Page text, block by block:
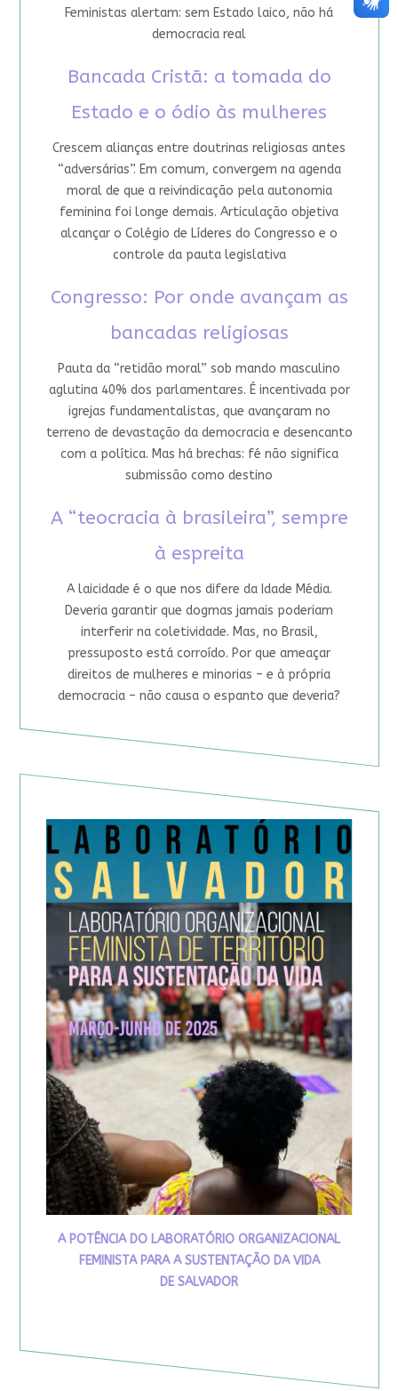
Feministas alertam: sem Estado laico, não há
democracia real
Bancada Cristã: a tomada do
Estado e o ódio às mulheres
Crescem alianças entre doutrinas religiosas antes
“adversárias”. Em comum, convergem na agenda
moral de que a reivindicação pela autonomia
feminina foi longe demais. Articulação objetiva
alcançar o Colégio de Líderes do Congresso e o
controle da pauta legislativa
Congresso: Por onde avançam as
bancadas religiosas
Pauta da “retidão moral” sob mando masculino
aglutina 40% dos parlamentares. É incentivada por
igrejas fundamentalistas, que avançaram no
terreno de devastação da democracia e desencanto
com a política. Mas há brechas: fé não significa
submissão como destino
A “teocracia à brasileira”, sempre
à espreita
A laicidade é o que nos difere da Idade Média.
Deveria garantir que dogmas jamais poderiam
interferir na coletividade. Mas, no Brasil,
pressuposto está corroído. Por que ameaçar
direitos de mulheres e minorias – e à própria
democracia – não causa o espanto que deveria?
A POTÊNCIA DO LABORATÓRIO ORGANIZACIONAL
FEMINISTA PARA A SUSTENTAÇÃO DA VIDA
DE SALVADOR